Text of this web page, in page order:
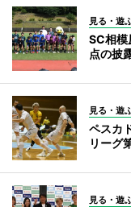
見る・遊
SC相
点の披
見る・遊
ペスカ
リーグ
見る・遊